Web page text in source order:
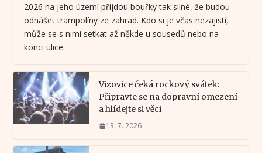
2026 na jeho území přijdou bouřky tak silné, že budou
odnášet trampolíny ze zahrad. Kdo si je včas nezajistí,
může se s nimi setkat až někde u sousedů nebo na
konci ulice.
Vizovice čeká rockový svátek:
Připravte se na dopravní omezení
a hlídejte si věci
13. 7. 2026